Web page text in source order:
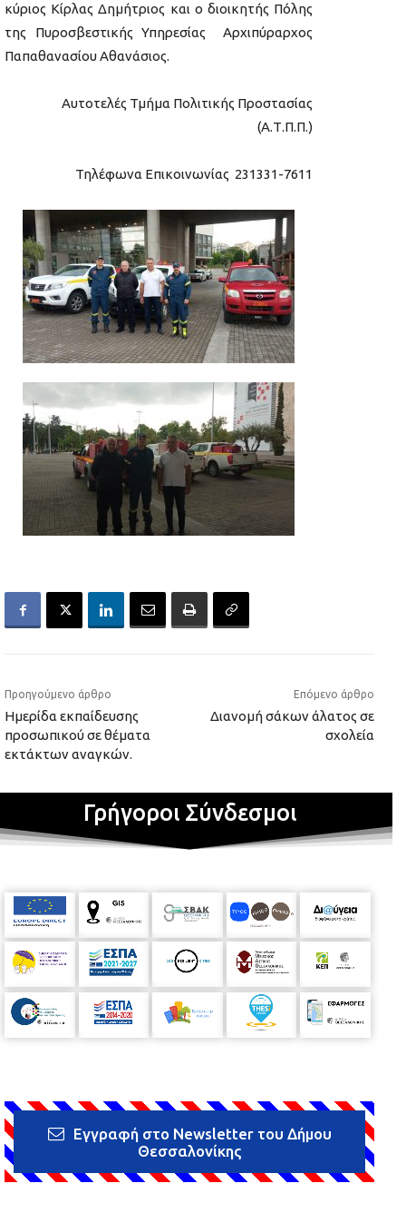
κύριος Κίρλας Δημήτριος και ο διοικητής Πόλης
της Πυροσβεστικής Υπηρεσίας Αρχιπύραρχος
Παπαθανασίου Αθανάσιος.
Αυτοτελές Τμήμα Πολιτικής Προστασίας
(Α.Τ.Π.Π.)
Τηλέφωνα Επικοινωνίας 231331-7611
Προηγούμενο άρθρο
Ημερίδα εκπαίδευσης
προσωπικού σε θέματα
εκτάκτων αναγκών.
Επόμενο άρθρο
Διανομή σάκων άλατος σε
σχολεία
Γρήγοροι Σύνδεσμοι
Εγγραφή στο Newsletter του Δήμου
Θεσσαλονίκης